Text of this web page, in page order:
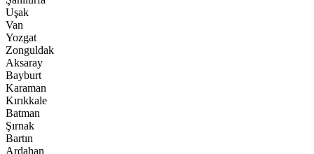
Uşak
Van
Yozgat
Zonguldak
Aksaray
Bayburt
Karaman
Kırıkkale
Batman
Şırnak
Bartın
Ardahan